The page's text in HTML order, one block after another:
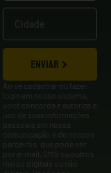
ENVIAR
Ao se cadastrar ou fazer
login em nosso sistema,
você concorda e autoriza o
uso de suas informações
pessoais em nossa
comunicação e de nossos
parceiros, que pode ser
por e-mail, SMS ou outros
meios digitais ou não